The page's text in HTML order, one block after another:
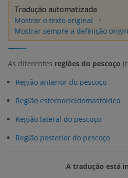
Tradução automatizada
Mostrar o texto original
Mostrar sempre a definição
As diferentes regiões do pescoço
Região anterior do pescoço
Região esternocleidomastóidea
Região lateral do pescoço
Região posterior do pescoço
A tradução está